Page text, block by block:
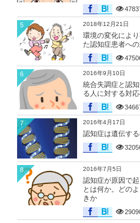
2018年12月21日
環境の変化によ
た認知症患者へ
5
2016年9月10日
統合失調症と認
る人に対する対
6
2016年4月17日
認知症は遺伝する
7
2016年7月5日
認知症が原因で
とは何か。どの
きか
8